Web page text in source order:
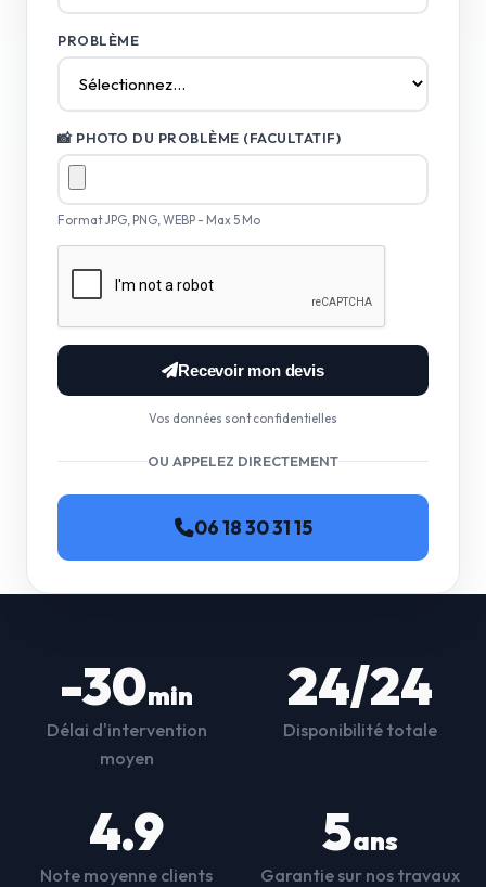
PROBLÈME
📸 PHOTO DU PROBLÈME (FACULTATIF)
Format JPG, PNG, WEBP - Max 5 Mo
Recevoir mon devis
Vos données sont confidentielles
OU APPELEZ DIRECTEMENT
06 18 30 31 15
-30min
Délai d'intervention
moyen
24/24
Disponibilité totale
4.9
Note moyenne clients
5ans
Garantie sur nos travaux